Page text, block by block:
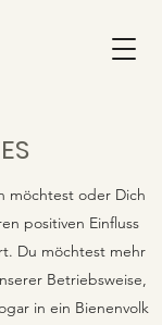
möchtest oder Dich
positiven Einfluss
Du möchtest mehr
Betriebsweise,
in ein Bienenvolk